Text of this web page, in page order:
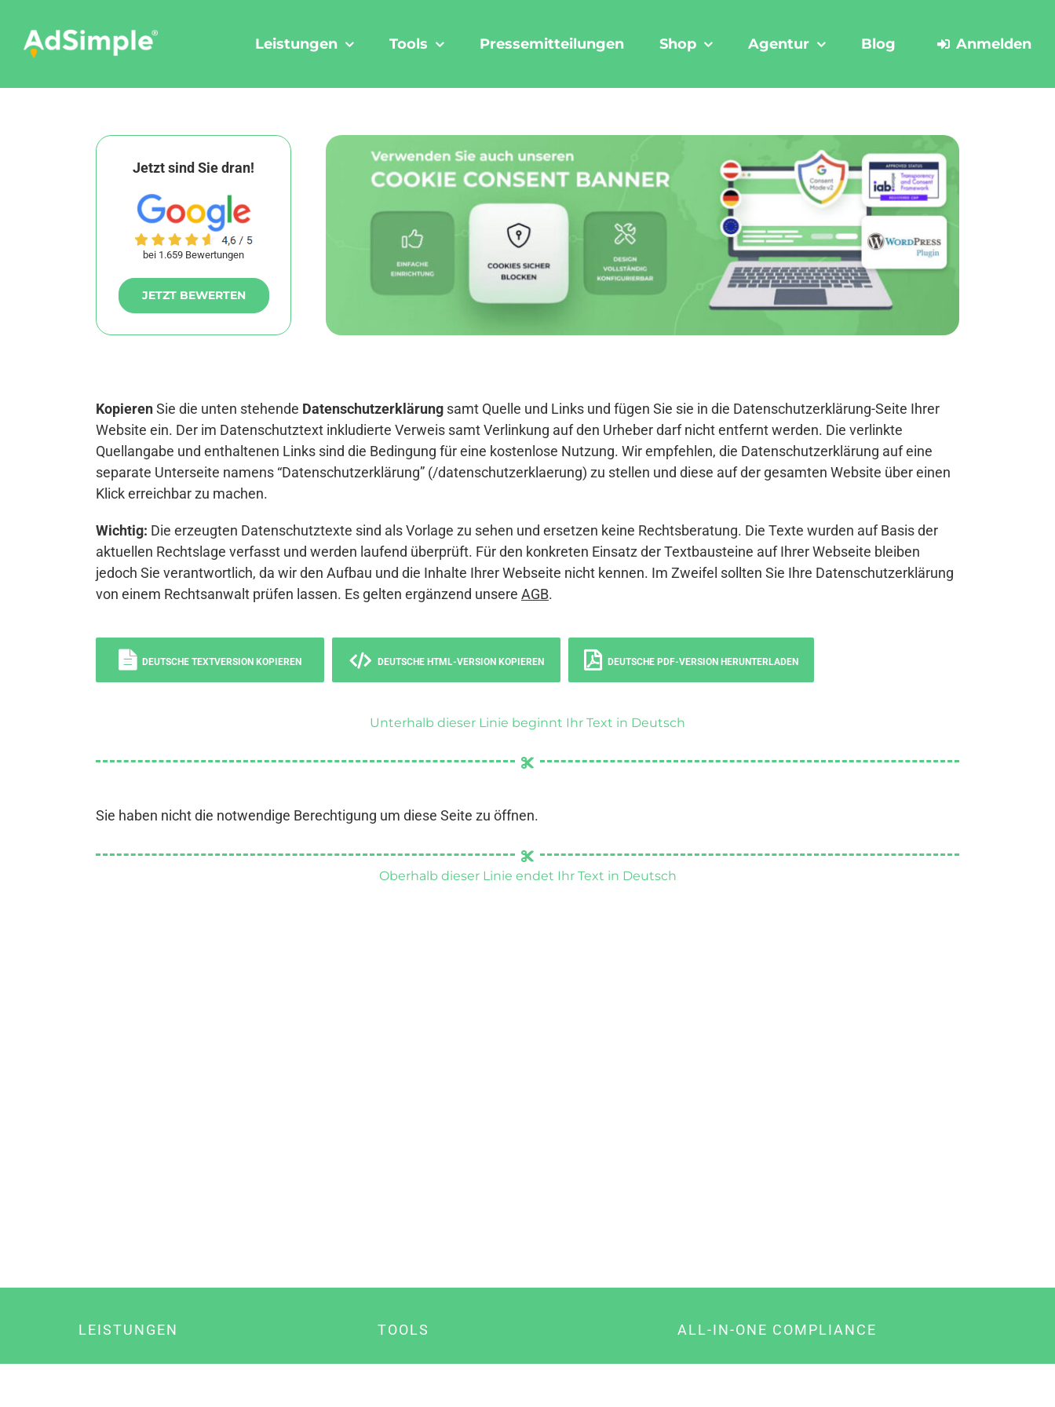
content
Leistungen Tools Pressemitteilungen Shop Agentur Blog Anmelden
Jetzt sind Sie dran!
bei 1.659 Bewertungen
JETZT BEWERTEN
KopierenSie die unten stehende Datenschutzerklärung samt Quelle und Links und fügen Sie sie in die Datenschutzerklärung-Seite Ihrer
Website ein. Der im Datenschutztext inkludierte Verweis samt Verlinkung auf den Urheber darf nicht entfernt werden. Die verlinkte
Quellangabe und enthaltenen Links sind die Bedingung für eine kostenlose Nutzung. Wir empfehlen, die Datenschutzerklärung auf eine
separate Unterseite namens “Datenschutzerklärung” (/datenschutzerklaerung) zu stellen und diese auf der gesamten Website über einen
Klick erreichbar zu machen.
Wichtig: Die erzeugten Datenschutztexte sind als Vorlage zu sehen und ersetzen keine Rechtsberatung. Die Texte wurden auf Basis der
aktuellen Rechtslage verfasst und werden laufend überprüft. Für den konkreten Einsatz der Textbausteine auf Ihrer Webseite bleiben
jedoch Sie verantwortlich, da wir den Aufbau und die Inhalte Ihrer Webseite nicht kennen. Im Zweifel sollten Sie Ihre Datenschutzerklärung
von einem Rechtsanwalt prüfen lassen. Es gelten ergänzend unsere AGB.
DEUTSCHE TEXTVERSION KOPIEREN DEUTSCHE HTML-VERSION KOPIEREN DEUTSCHE PDF-VERSION HERUNTERLADEN
Unterhalb dieser Linie beginnt Ihr Text in Deutsch
Sie haben nicht die notwendige Berechtigung um diese Seite zu öffnen.
Oberhalb dieser Linie endet Ihr Text in Deutsch
LEISTUNGEN TOOLS ALL-IN-ONE COMPLIANCE